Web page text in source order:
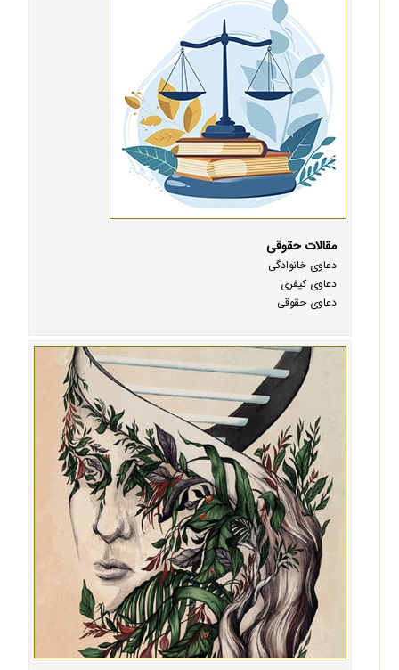
مقالات حقوقی
دعاوی خانوادگی
دعاوی کیفری
دعاوی حقوقی